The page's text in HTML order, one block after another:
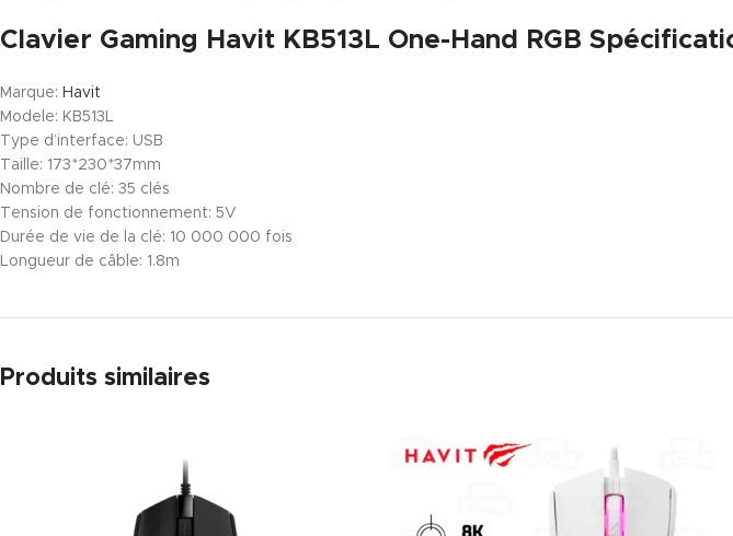
Clavier Gaming Havit KB513L One-Hand RGB
Marque: Havit
Modele: KB513L
Type d’interface: USB
Taille: 173*230*37mm
Nombre de clé: 35 clés
Tension de fonctionnement: 5V
Durée de vie de la clé: 10 000 000 fois
Longueur de câble: 1.8m
Produits similaires